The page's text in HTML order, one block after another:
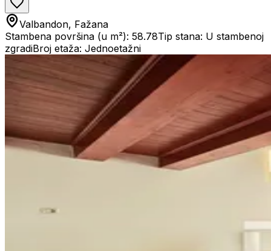
Valbandon, Fažana
Stambena površina (u m²): 58.78Tip stana: U stambenoj
zgradiBroj etaža: Jednoetažni